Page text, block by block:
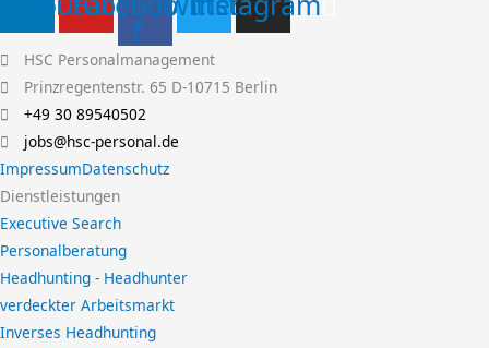
f
HSC Personalmanagement
Prinzregentenstr. 65 D-10715 Berlin
+49 30 89540502
jobs@hsc-personal.de
ImpressumDatenschutz
Dienstleistungen
Executive Search
Personalberatung
Headhunting - Headhunter
verdeckter Arbeitsmarkt
Inverses Headhunting